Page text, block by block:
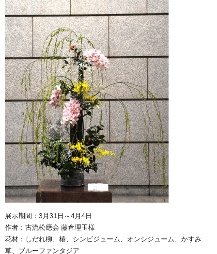
展示期間：3月31日～4月4日
作者：古流松應会 藤倉理玉様
花材：しだれ柳、椿、シンビジューム、オンシジューム、かすみ
草、ブルーファンタジア